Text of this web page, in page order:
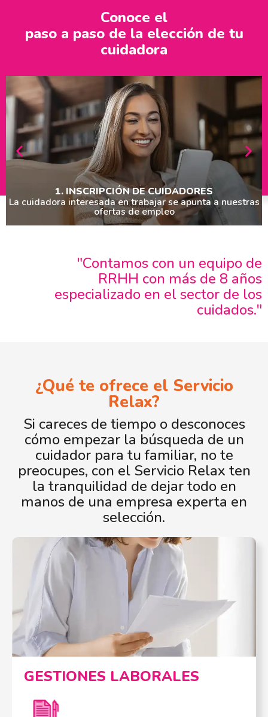
Conoce el
paso a paso de la elección de tu
cuidadora
1. INSCRIPCIÓN DE CUIDADORES
La cuidadora interesada en trabajar se apunta a nuestras
ofertas de empleo
"Contamos con un equipo de
RRHH con más de 8 años
especializado en el sector de los
cuidados."
¿Qué te ofrece el Servicio
Relax?
Si careces de tiempo o desconoces
cómo empezar la búsqueda de un
cuidador para tu familiar, no te
preocupes, con el Servicio Relax ten
la tranquilidad de dejar todo en
manos de una empresa experta en
selección.
GESTIONES LABORALES